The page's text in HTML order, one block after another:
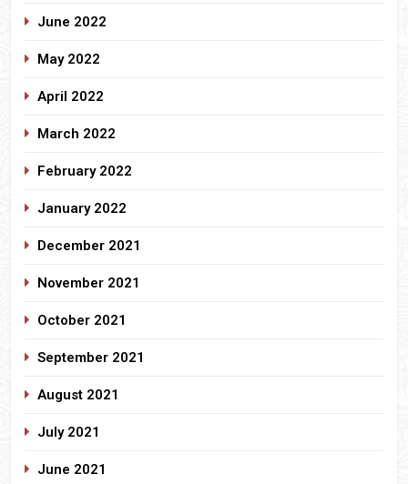
June 2022
May 2022
April 2022
March 2022
February 2022
January 2022
December 2021
November 2021
October 2021
September 2021
August 2021
July 2021
June 2021